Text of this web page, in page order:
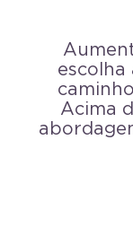
escolha
Acima